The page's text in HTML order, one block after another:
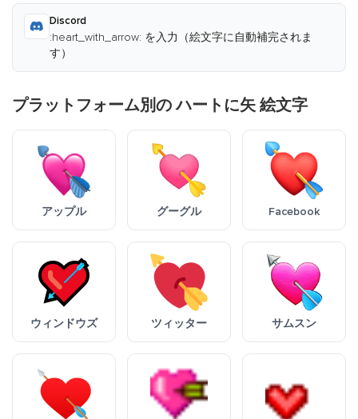
Discord
:heart_with_arrow: を入力（絵文字に自動補完されま
す）
プラットフォーム別の ハートに矢 絵文字
アップル グーグル Facebook
ウィンドウズ ツィッター サムスン